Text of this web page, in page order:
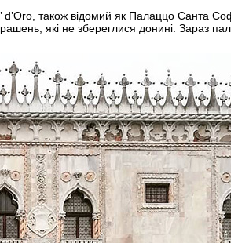
також відомий як Палаццо Санта
які не збереглися донині. Зараз